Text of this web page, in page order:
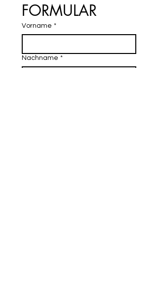
FORMULAR
Vorname *
Nachname *